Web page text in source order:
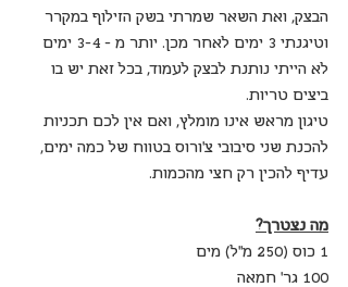
הבצק, ואת השאר שמרתי בשק הזילוף במקרר
וטיגנתי 3 ימים לאחר מכן. יותר מ - 3-4 ימים
לא הייתי נותנת לבצק לעמוד, בכל זאת יש בו
ביצים טריות.
טיגון מראש אינו מומלץ, ואם אין לכם תכניות
להכנת שני סיבובי צ'ורוס בטווח של כמה ימים,
עדיף להכין רק חצי מהכמות.
מה נצטרך?
1 כוס (250 מ"ל) מים
100 גר' חמאה